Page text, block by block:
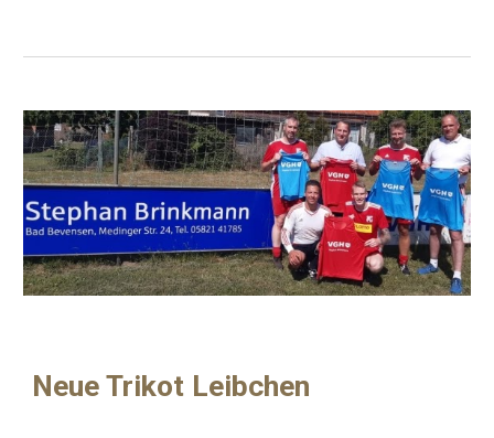
Neue Trikot Leibchen